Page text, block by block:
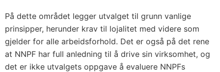
På dette området legger utvalget til grunn vanlige
prinsipper, herunder krav til lojalitet med videre som
gjelder for alle arbeidsforhold. Det er også på det rene
at NNPF har full anledning til å drive sin virksomhet, og
det er ikke utvalgets oppgave å evaluere NNPFs